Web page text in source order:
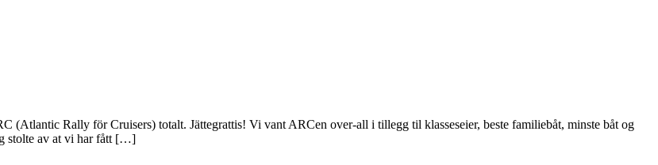
(Atlantic Rally för Cruisers) totalt. Jättegrattis! Vi vant ARCen over-all i tillegg til klasseseier, beste familiebåt, minste båt og
stolte av at vi har fått […]